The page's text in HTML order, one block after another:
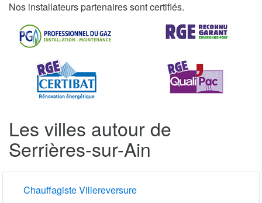
Nos installateurs partenaires sont certifiés.
Les villes autour de
Serrières-sur-Ain
Chauffagiste Villereversure